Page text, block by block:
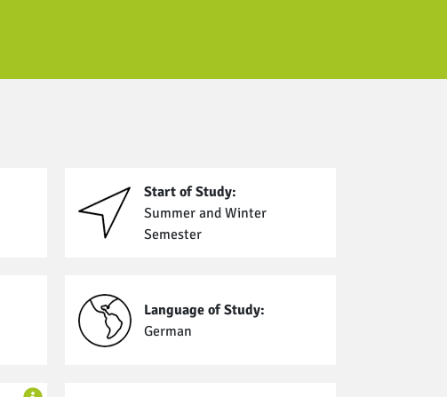
Start of Study:
Summer and Winter
Semester
Language of Study:
German